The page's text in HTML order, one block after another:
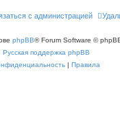
с администрацией
phpBB® Forum Software ©
Русская поддержка phpBB
| Правила